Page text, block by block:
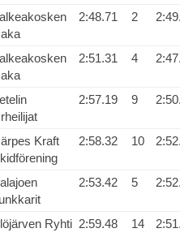
2:48.71 2
2:51.31 4
2:57.19 9
Kraft
2:58.32 10
2:53.42 5
Ryhti 2:59.48 14